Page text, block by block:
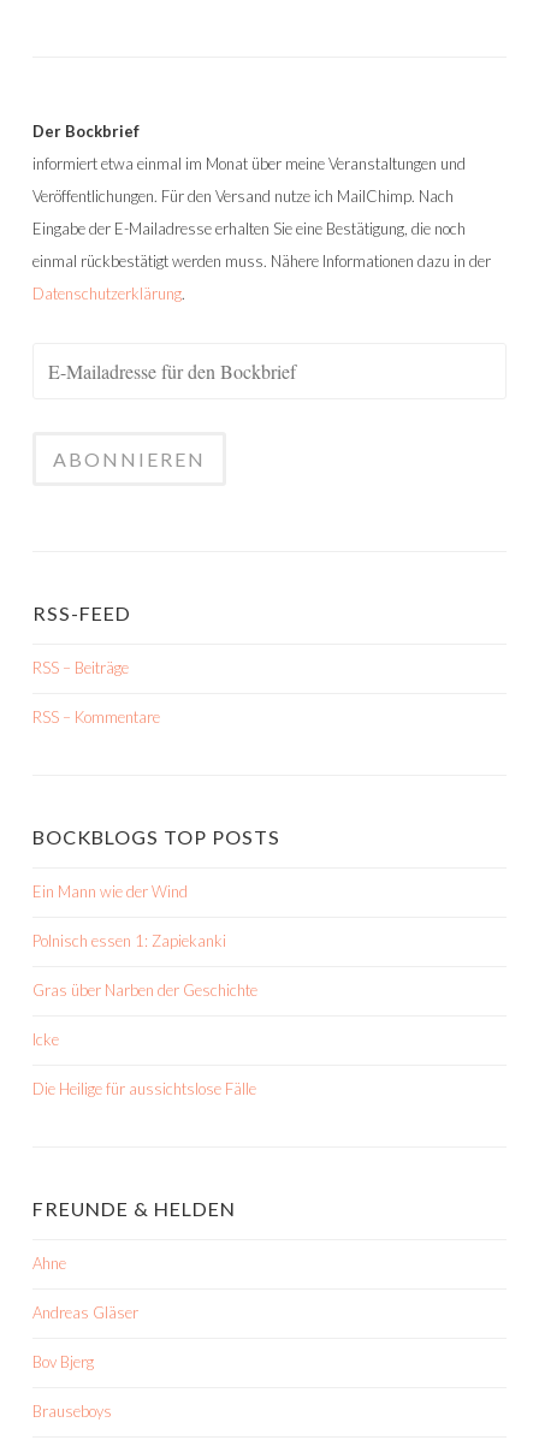
Der Bockbrief
informiert etwa einmal im Monat über meine Veranstaltungen und
Veröffentlichungen. Für den Versand nutze ich MailChimp. Nach
Eingabe der E-Mailadresse erhalten Sie eine Bestätigung, die noch
einmal rückbestätigt werden muss. Nähere Informationen dazu in der
Datenschutzerklärung.
RSS-FEED
RSS – Beiträge
RSS – Kommentare
BOCKBLOGS TOP POSTS
Ein Mann wie der Wind
Polnisch essen 1: Zapiekanki
Gras über Narben der Geschichte
Icke
Die Heilige für aussichtslose Fälle
FREUNDE & HELDEN
Ahne
Andreas Gläser
Bov Bjerg
Brauseboys